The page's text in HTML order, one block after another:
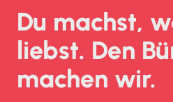
Du machst,
liebst. Den
machen wir.